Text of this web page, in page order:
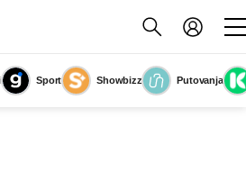
Sport Showbizz Putovanja
u okviru u kojom će on izgledati ljepše i
profinjenije
(Foto: Living4Media)